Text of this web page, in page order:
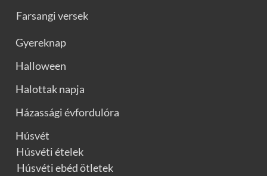
Farsangi versek
Gyereknap
Halloween
Halottak napja
Házassági évfordulóra
Húsvét
Húsvéti ételek
Húsvéti ebéd ötletek